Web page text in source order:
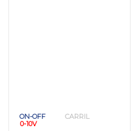
ON-OFF
CARRIL
0-10V